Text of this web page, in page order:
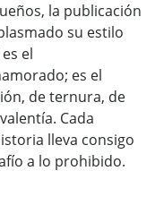
la publicación
su estilo
el
es el
de ternura, de
Cada
lleva consigo
a lo prohibido.